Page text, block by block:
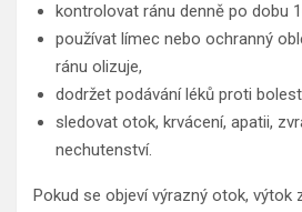
kontrolovat ránu denně po dobu
používat límec nebo ochranný
ránu olizuje,
dodržet podávání léků proti
sledovat otok, krvácení, apatii,
nechutenství.
Pokud se objeví výrazný otok, výtok